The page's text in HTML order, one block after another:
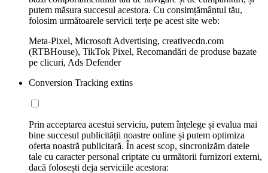
putem măsura succesul acestora. Cu consimțământul tău,
folosim următoarele servicii terțe pe acest site web:
Meta-Pixel, Microsoft Advertising, creativecdn.com
(RTBHouse), TikTok Pixel, Recomandări de produse bazate
pe clicuri, Ads Defender
Conversion Tracking extins
Prin acceptarea acestui serviciu, putem înțelege și evalua mai
bine succesul publicității noastre online și putem optimiza
oferta noastră publicitară. În acest scop, sincronizăm datele
tale cu caracter personal criptate cu următorii furnizori externi,
dacă folosești deja serviciile acestora: